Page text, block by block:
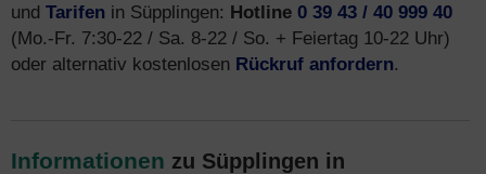
und Tarifen in Süpplingen: Hotline 0 39 43 / 40 999 40
(Mo.-Fr. 7:30-22 / Sa. 8-22 / So. + Feiertag 10-22 Uhr)
oder alternativ kostenlosen Rückruf anfordern.
Informationen zu Süpplingen in